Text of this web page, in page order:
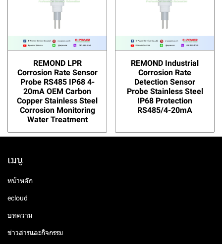
REMOND LPR
Corrosion Rate Sensor
Probe RS485 IP68 4-
20mA OEM Carbon
Copper Stainless Steel
Corrosion Monitoring
Water Treatment
REMOND Industrial
Corrosion Rate
Detection Sensor
Probe Stainless Steel
IP68 Protection
RS485/4-20mA
เมนู
หน้าหลัก
ecloud
บทความ
ข่าวสารและกิจกรรม